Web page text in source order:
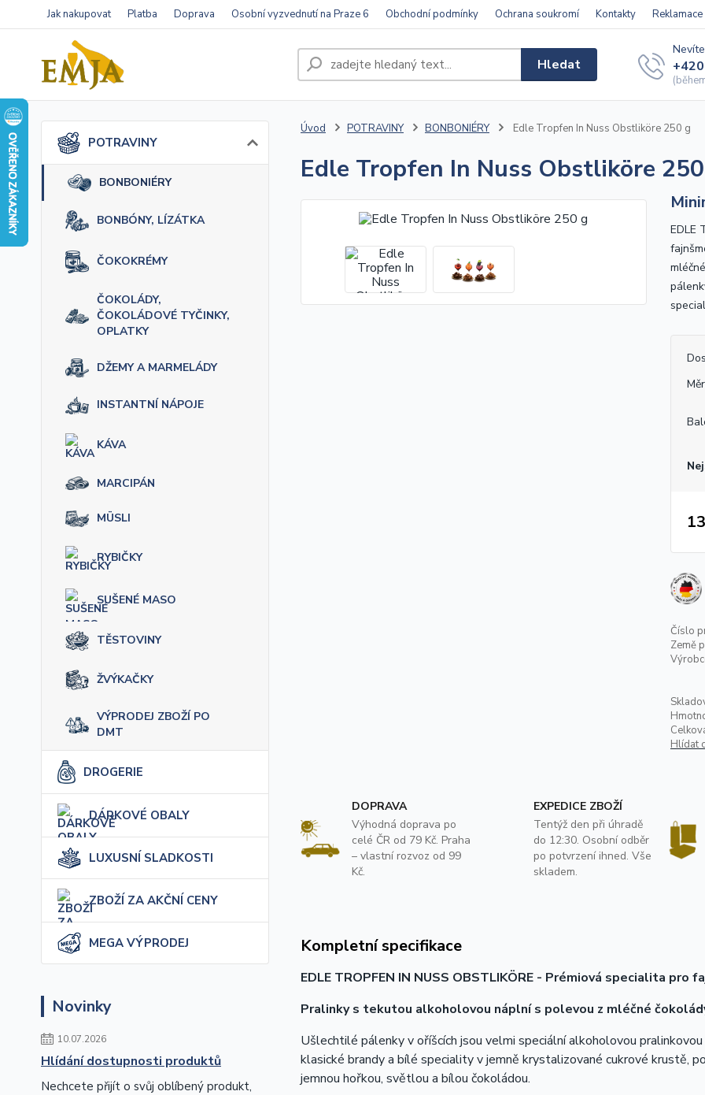
Jak nakupovat Platba Doprava Osobní vyzvednutí na Praze 6 Obchodní podmínky Ochrana soukromí Kontakty Reklamace
Hledat
POTRAVINY
BONBONIÉRY
BONBÓNY, LÍZÁTKA
ČOKOKRÉMY
ČOKOLÁDY,
ČOKOLÁDOVÉ TYČINKY,
OPLATKY
DŽEMY A MARMELÁDY
INSTANTNÍ NÁPOJE
KÁVA
MARCIPÁN
MÜSLI
RYBIČKY
SUŠENÉ MASO
TĚSTOVINY
ŽVÝKAČKY
VÝPRODEJ ZBOŽÍ PO
DMT
DROGERIE
DÁRKOVÉ OBALY
LUXUSNÍ SLADKOSTI
ZBOŽÍ ZA AKČNÍ CENY
MEGA VÝPRODEJ
Novinky
10.07.2026
Hlídání dostupnosti produktů
Nechcete přijít o svůj oblíbený produkt,
Úvod POTRAVINY BONBONIÉRY Edle Tropfen In Nuss Obstliköre 250 g
Edle Tropfen In Nuss Obstliköre
EDLE
Číslo
Země
Hlídat
DOPRAVA
Výhodná doprava po
celé ČR od 79 Kč. Praha
– vlastní rozvoz od 99
Kč.
EXPEDICE ZBOŽÍ
Tentýž den při úhradě
do 12:30. Osobní odběr
po potvrzení ihned. Vše
skladem.
Kompletní specifikace
EDLE TROPFEN IN NUSS OBSTLIKÖRE - Prémiová specialita pro
Pralinky s tekutou alkoholovou náplní s polevou z mléčné
Ušlechtilé pálenky v oříšcích jsou velmi speciální alkoholovou
klasické brandy a bílé speciality v jemně krystalizované cukrové krustě,
jemnou hořkou, světlou a bílou čokoládou.